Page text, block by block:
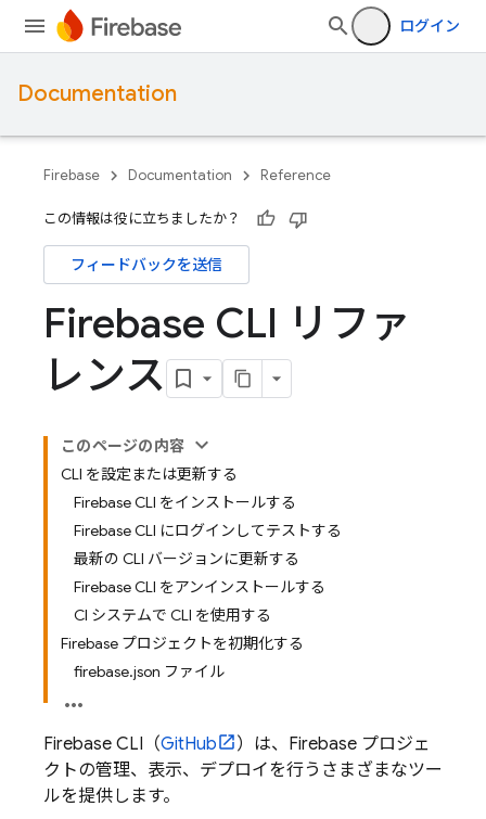
ログイン
Documentation
Firebase Documentation Reference
この情報は役に立ちましたか？
フィードバックを送信
Firebase CLI リファ
レンス
このページの内容
CLI を設定または更新する
Firebase CLI をインストールする
Firebase CLI にログインしてテストする
最新の CLI バージョンに更新する
Firebase CLI をアンインストールする
CI システムで CLI を使用する
Firebase プロジェクトを初期化する
firebase.json ファイル
Firebase CLI（GitHub
）は、Firebase プロジェ
クトの管理、表示、デプロイを行うさまざまなツー
ルを提供します。